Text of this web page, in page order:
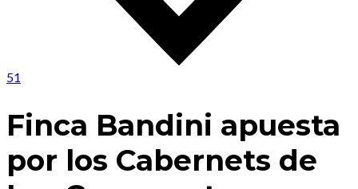
51
Finca Bandini apuesta
por los Cabernets de